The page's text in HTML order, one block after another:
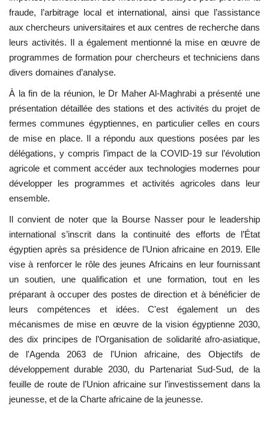
fraude, l’arbitrage local et international, ainsi que l’assistance
aux chercheurs universitaires et aux centres de recherche dans
leurs activités. Il a également mentionné la mise en œuvre de
programmes de formation pour chercheurs et techniciens dans
divers domaines d’analyse.
À la fin de la réunion, le Dr Maher Al-Maghrabi a présenté une
présentation détaillée des stations et des activités du projet de
fermes communes égyptiennes, en particulier celles en cours
de mise en place. Il a répondu aux questions posées par les
délégations, y compris l’impact de la COVID-19 sur l’évolution
agricole et comment accéder aux technologies modernes pour
développer les programmes et activités agricoles dans leur
ensemble.
Il convient de noter que la Bourse Nasser pour le leadership
international s’inscrit dans la continuité des efforts de l’État
égyptien après sa présidence de l’Union africaine en 2019. Elle
vise à renforcer le rôle des jeunes Africains en leur fournissant
un soutien, une qualification et une formation, tout en les
préparant à occuper des postes de direction et à bénéficier de
leurs compétences et idées. C'est également un des
mécanismes de mise en œuvre de la vision égyptienne 2030,
des dix principes de l’Organisation de solidarité afro-asiatique,
de l'Agenda 2063 de l'Union africaine, des Objectifs de
développement durable 2030, du Partenariat Sud-Sud, de la
feuille de route de l’Union africaine sur l’investissement dans la
jeunesse, et de la Charte africaine de la jeunesse.